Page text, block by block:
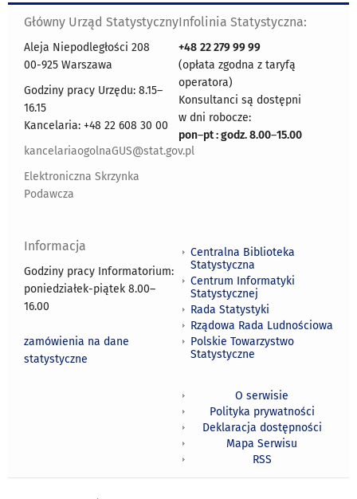
Główny Urząd Statystyczny
Aleja Niepodległości 208
00-925 Warszawa
Godziny pracy Urzędu: 8.15–
16.15
Kancelaria: +48 22 608 30 00
kancelariaogolnaGUS@stat.gov.pl
Elektroniczna Skrzynka
Podawcza
Infolinia Statystyczna:
+48 22 279 99 99
(opłata zgodna z taryfą
operatora)
Konsultanci są dostępni
w dni robocze:
pon–pt : godz. 8.00–15.00
Informacja
Godziny pracy Informatorium:
poniedziałek-piątek 8.00–
16.00
zamówienia na dane
statystyczne
Centralna Biblioteka
Statystyczna
Centrum Informatyki
Statystycznej
Rada Statystyki
Rządowa Rada Ludnościowa
Polskie Towarzystwo
Statystyczne
O serwisie
Polityka prywatności
Deklaracja dostępności
Mapa Serwisu
RSS